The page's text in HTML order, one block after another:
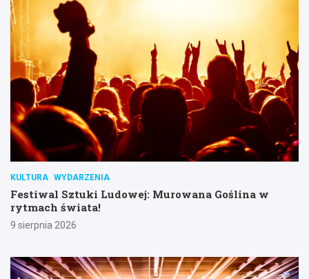
KULTURA WYDARZENIA
Festiwal Sztuki Ludowej: Murowana Goślina w
rytmach świata!
9 sierpnia 2026